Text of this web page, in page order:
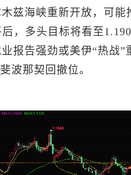
兹海峡重新开放，可能
，多头目标将看至
报告强劲或美伊“热战”
波那契回撤位。